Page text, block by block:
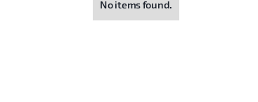
No items found.